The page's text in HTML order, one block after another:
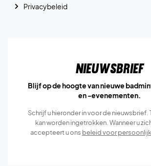
Privacybeleid
Nieuwsbrief
Blijf op de hoogte van nieuwe
en -evenementen.
Schrijf u hieronder in voor de
kan worden ingetrokken. Wanneer u
accepteert u ons beleid voor